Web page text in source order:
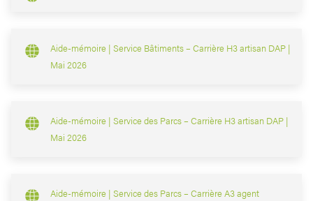
Aide-mémoire | Service Bâtiments – Carrière H3 artisan DAP |
Mai 2026
Aide-mémoire | Service des Parcs – Carrière H3 artisan DAP |
Mai 2026
Aide-mémoire | Service des Parcs – Carrière A3 agent